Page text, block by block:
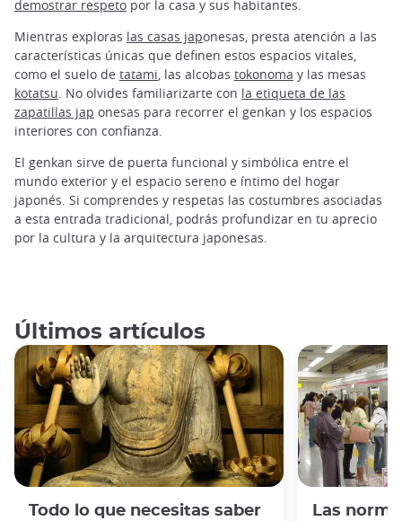
demostrar respeto por la casa y sus habitantes.
Mientras exploras las casas japonesas, presta atención a las
características únicas que definen estos espacios vitales,
como el suelo de tatami , las alcobas tokonoma y las mesas
kotatsu . No olvides familiarizarte con la etiqueta de las
zapatillas jap onesas para recorrer el genkan y los espacios
interiores con confianza.
El genkan sirve de puerta funcional y simbólica entre el
mundo exterior y el espacio sereno e íntimo del hogar
japonés. Si comprendes y respetas las costumbres asociadas
a esta entrada tradicional, podrás profundizar en tu aprecio
por la cultura y la arquitectura japonesas.
Últimos artículos
Todo lo que necesitas saber
Las